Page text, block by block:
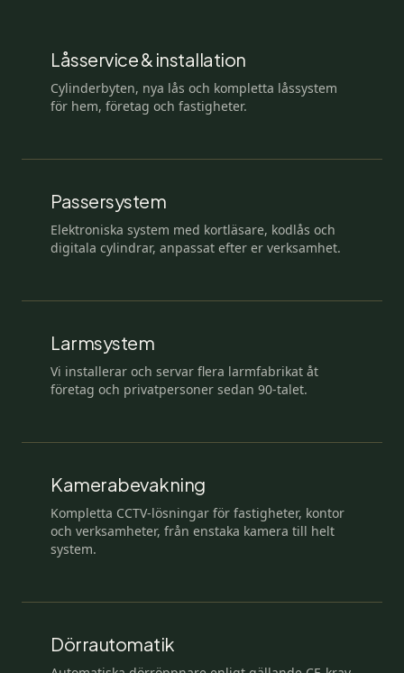
Låsservice & installation
Cylinderbyten, nya lås och kompletta låssystem
för hem, företag och fastigheter.
Passersystem
Elektroniska system med kortläsare, kodlås och
digitala cylindrar, anpassat efter er verksamhet.
Larmsystem
Vi installerar och servar flera larmfabrikat åt
företag och privatpersoner sedan 90-talet.
Kamerabevakning
Kompletta CCTV-lösningar för fastigheter, kontor
och verksamheter, från enstaka kamera till helt
system.
Dörrautomatik